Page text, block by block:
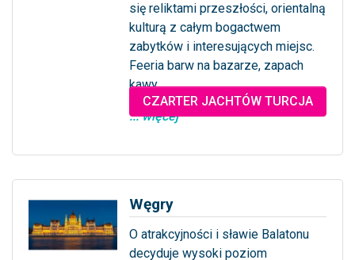
się reliktami przeszłości, orientalną
kulturą z całym bogactwem
zabytków i interesujących miejsc.
Feeria barw na bazarze, zapach
kawy...
... więcej
CZARTER JACHTÓW TURCJA
Węgry
O atrakcyjności i sławie Balatonu
decyduje wysoki poziom